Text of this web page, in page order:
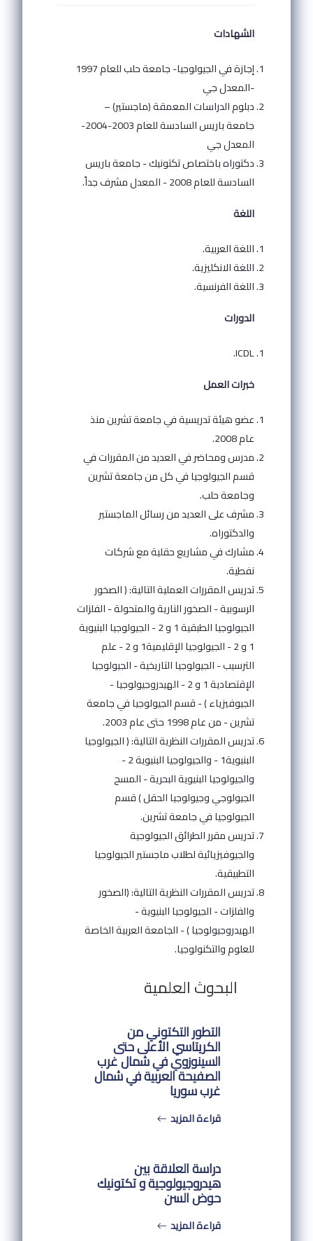
الشهادات
إجازة في الجيولوجيا- جامعة حلب للعام 1997
-المعدل جي
دبلوم الدراسات المعمقة (ماجستير) –
جامعة باريس السادسة للعام 2003-2004-
المعدل جي
دكتوراه باختصاص تكتونيك - جامعة باريس
السادسة للعام 2008 - المعدل مشرف جداً.
اللغة
اللغة العربية.
اللغة الانكليزية.
اللغة الفرنسية.
الدورات
ICDL.
خبرات العمل
عضو هيئة تدريسية في جامعة تشرين منذ
عام 2008.
مدرس ومحاضر في العديد من المقررات في
قسم الجيولوجيا في كل من جامعة تشرين
وجامعة حلب.
مشرف على العديد من رسائل الماجستير
والدكتوراه.
مشارك في مشاريع حقلية مع شركات
نفطية.
تدريس المقررات العملية التالية: ( الصخور
الرسوبية - الصخور النارية والمتحولة - الفلزات
الجيولوجيا الطبقية 1 و 2 - الجيولوجيا البنيوية
1 و 2 - الجيولوجيا الإقليمية1 و 2 - علم
الترسيب - الجيولوجيا التاريخية - الجيولوجيا
الإقتصادية 1 و 2 - الهيدروجيولوجيا -
الجيوفيزياء ) - قسم الجيولوجيا في جامعة
تشرين - من عام 1998 حتى عام 2003.
تدريس المقررات النظرية التالية: ( الجيولوجيا
البنيوية1 - والجيولوجيا البنيوية 2 -
والجيولوجيا البنيوية البحرية - المسح
الجيولوجي وجيولوجيا الحقل ) قسم
الجيولوجيا في جامعة تشرين.
تدريس مقرر الطرائق الجيولوجية
والجيوفيزيائية لطلاب ماجستير الجيولوجيا
التطبيقية.
تدريس المقررات النظرية التالية: (الصخور
والفلزات - الجيولوجيا البنيوية -
الهيدروجيولوجيا ) - الجامعة العربية الخاصة
للعلوم والتكنولوجيا.
البحوث العلمية
التطور التكتوني من
الكريتاسي الأعلى حتى
السينوزوي في شمال غرب
الصفيحة العربية في شمال
غرب سوريا
قراءة المزيد
دراسة العلاقة بين
هيدروجيولوجية و تكتونيك
حوض السن
قراءة المزيد